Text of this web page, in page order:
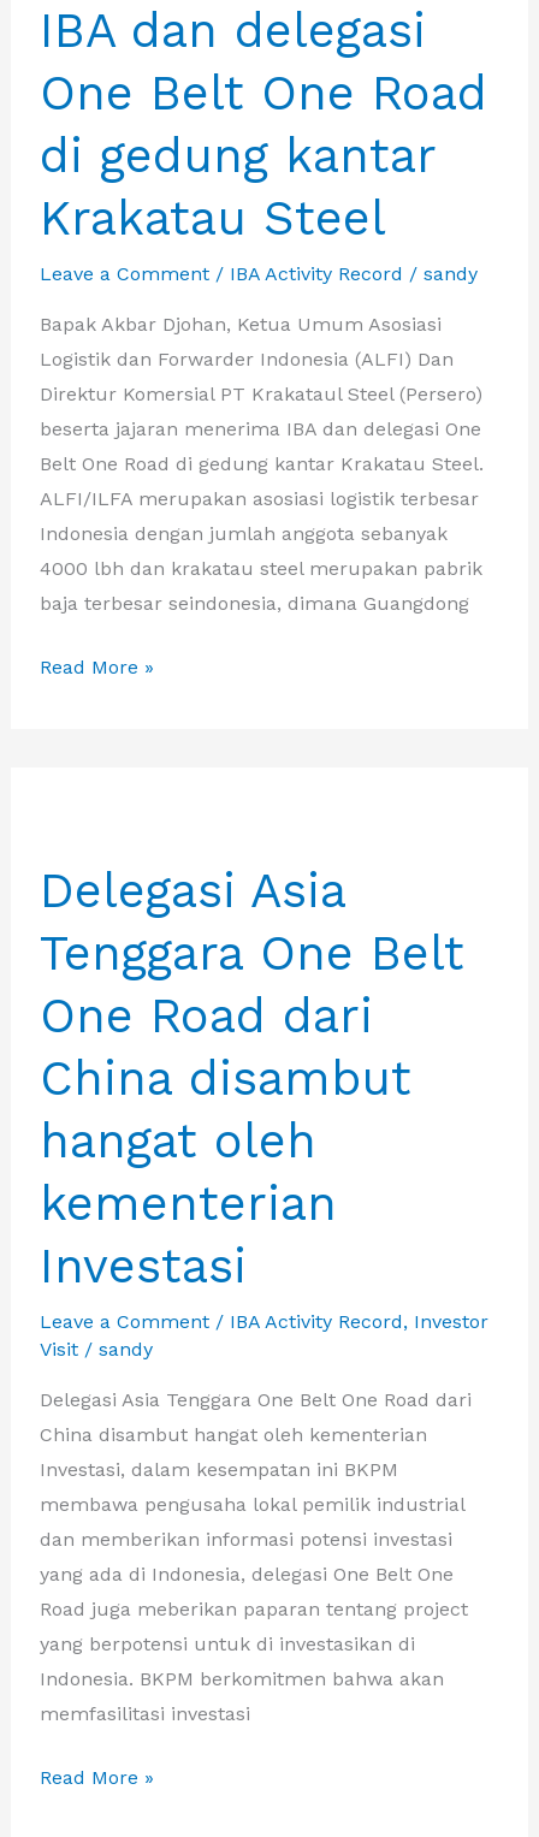
IBA dan delegasi
One Belt One Road
di gedung kantar
Krakatau Steel
Leave a Comment / IBA Activity Record / sandy
Bapak Akbar Djohan, Ketua Umum Asosiasi
Logistik dan Forwarder Indonesia (ALFI) Dan
Direktur Komersial PT Krakataul Steel (Persero)
beserta jajaran menerima IBA dan delegasi One
Belt One Road di gedung kantar Krakatau Steel.
ALFI/ILFA merupakan asosiasi logistik terbesar
Indonesia dengan jumlah anggota sebanyak
4000 lbh dan krakatau steel merupakan pabrik
baja terbesar seindonesia, dimana Guangdong
Ketua
Indonesia
(ALFI)
Dan
Komersial
Krakataul
Steel
(Persero)
beserta
jajaran
menerima
dan
delegasi
One
Belt
One
Road
di
gedung
kantar
Krakatau
Steel
Read More »
Delegasi Asia
Tenggara One Belt
One Road dari
China disambut
hangat oleh
kementerian
Investasi
Leave a Comment / IBA Activity Record, Investor
Visit/ sandy
Delegasi Asia Tenggara One Belt One Road dari
China disambut hangat oleh kementerian
Investasi, dalam kesempatan ini BKPM
membawa pengusaha lokal pemilik industrial
dan memberikan informasi potensi investasi
yang ada di Indonesia, delegasi One Belt One
Road juga meberikan paparan tentang project
yang berpotensi untuk di investasikan di
Indonesia. BKPM berkomitmen bahwa akan
memfasilitasi investasi
Delegasi
Read More »